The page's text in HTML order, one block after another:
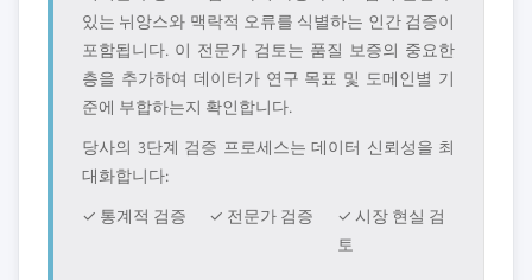
있는 뉘앙스와 맥락적 오류를 식별하는 인간 검증이
포함됩니다. 이 전문가 검토는 품질 보증의 중요한
층을 추가하여 데이터가 연구 목표 및 도메인별 기
준에 부합하는지 확인합니다.
당사의 3단계 검증 프로세스는 데이터 신뢰성을 최
대화합니다:
✓ 통계적 검증
✓ 전문가 검증
✓ 시장 현실 검
토